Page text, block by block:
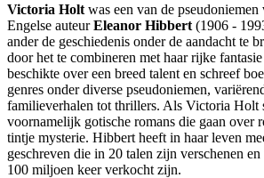
Victoria Holt was een van de
Engelse auteurEleanor Hibbert (1906 -
ander de geschiedenis onder de aandacht te
door het te combineren met haar rijke
beschikte over een breed talent en schreef
genres onder diverse pseudoniemen,
familieverhalen tot thrillers. Als Victoria Holt
voornamelijk gotische romans die gaan over
tintje mysterie. Hibbert heeft in haar leven
geschreven die in 20 talen zijn verschenen
100 miljoen keer verkocht zijn.